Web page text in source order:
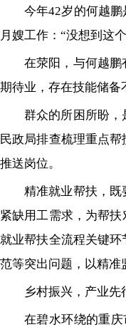
今年42岁的何越
月嫂工作：“没想到这
在荥阳，与何越
期待业，存在技能储
群众的所困所盼
民政局排查梳理重点
推送岗位。
精准就业帮扶，
紧缺用工需求，为帮
就业帮扶全流程关键
范等突出问题，以精准
乡村振兴，产业
在碧水环绕的重